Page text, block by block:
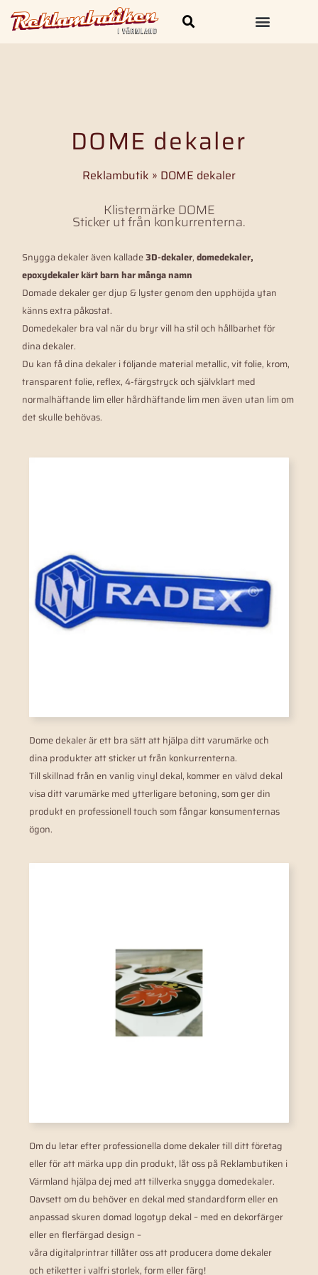
DOME dekaler
Reklambutik » DOME dekaler
Klistermärke DOME
Sticker ut från konkurrenterna.
Snygga dekaler även kallade3D-dekaler,domedekaler,
epoxydekaler kärt barn har många namn
Domade dekaler ger djup & lyster genom den upphöjda ytan
känns extra påkostat.
Domedekaler bra val när du bryr vill ha stil och hållbarhet för
dina dekaler.
Du kan få dina dekaler i följande material metallic, vit folie, krom,
transparent folie, reflex, 4-färgstryck och självklart med
normalhäftande lim eller hårdhäftande lim men även utan lim om
det skulle behövas.
Dome dekaler är ett bra sätt att hjälpa ditt varumärke och
dina produkter att sticker ut från konkurrenterna.
Till skillnad från en vanlig vinyl dekal, kommer en välvd dekal
visa ditt varumärke med ytterligare betoning, som ger din
produkt en professionell touch som fångar konsumenternas
ögon.
Om du letar efter professionella dome dekaler till ditt företag
eller för att märka upp din produkt, låt oss på Reklambutiken i
Värmland hjälpa dej med att tillverka snygga domedekaler.
Oavsett om du behöver en dekal med standardform eller en
anpassad skuren domad logotyp dekal – med en dekorfärger
eller en flerfärgad design –
våra digitalprintrar tillåter oss att producera dome dekaler
och etiketter i valfri storlek, form eller färg!